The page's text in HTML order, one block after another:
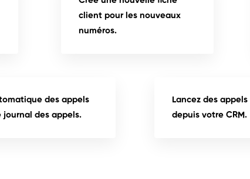
client pour les nouveaux
numéros.
des appels
journal des appels.
Lancez des
depuis votre CRM.